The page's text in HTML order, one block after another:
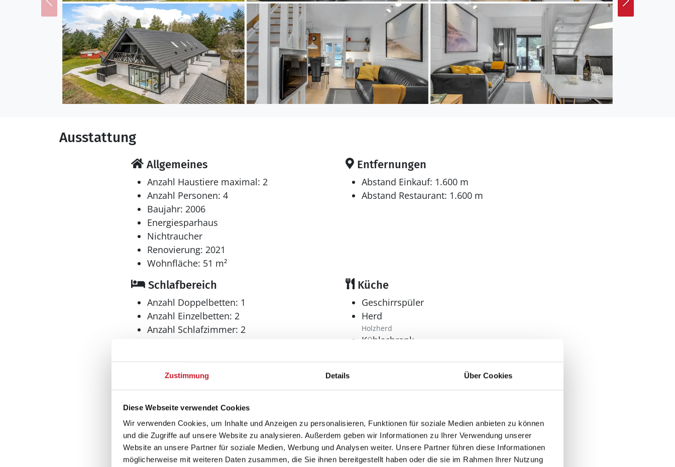
Zustimmung Details Über Cookies
Diese Webseite verwendet Cookies
Wir verwenden Cookies, um Inhalte und Anzeigen zu personalisieren, Funktionen für soziale Medien anbieten zu können
und die Zugriffe auf unsere Website zu analysieren. Außerdem geben wir Informationen zu Ihrer Verwendung unserer
Website an unsere Partner für soziale Medien, Werbung und Analysen weiter. Unsere Partner führen diese Informationen
möglicherweise mit weiteren Daten zusammen, die Sie ihnen bereitgestellt haben oder die sie im Rahmen Ihrer Nutzung
Ausstattung
Allgemeines
Anzahl Haustiere maximal: 2
Anzahl Personen: 4
Baujahr: 2006
Energiesparhaus
Nichtraucher
Renovierung: 2021
Wohnfläche: 51 m²
Entfernungen
Abstand Einkauf: 1.600 m
Abstand Restaurant: 1.600 m
Schlafbereich
Anzahl Doppelbetten: 1
Anzahl Einzelbetten: 2
Anzahl Schlafzimmer: 2
Küche
Geschirrspüler
Herd
Holzherd
Kühlschrank
Anzahl Duschen: 1
Anzahl Badezimmer: 1
Anzahl Toiletten: 1
Dusche
Internet
Aussenbereich Sonstiges